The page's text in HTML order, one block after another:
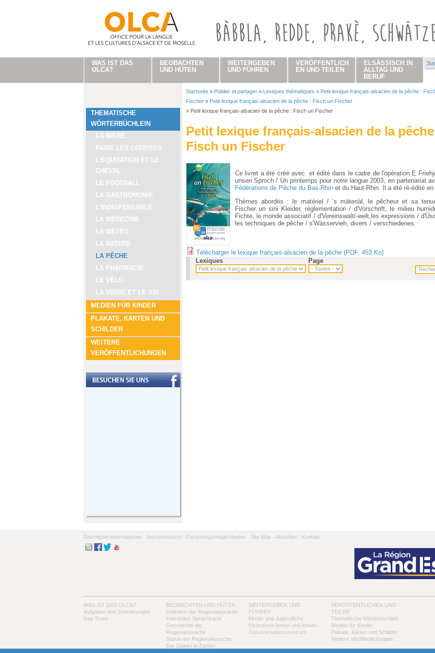
THEMATISCHE
WÖRTERBÜCHLEIN
LA BIÈRE
FAIRE LES COURSES
L’ÉQUITATION ET LE
CHEVAL
LE FOOTBALL
LA GASTRONOMIE
L’INDISPENSABLE
LA MÉDECINE
LA MÉTÉO
LA NATURE
LA PÊCHE
LA PHARMACIE
LE VÉLO
LA VIGNE ET LE VIN
MEDIEN FÜR KINDER
PLAKATE, KARTEN UND
SCHILDER
WEITERE
VERÖFFENTLICHUNGEN
Sie sind hier
Startseite » Publier et partager » Lexiques thématiques » Petit lexique français-alsacien de la pêche :
Fischer » Petit lexique français-alsacien de la pêche : Fisch un Fischer
» Petit lexique français-alsacien de la pêche : Fisch un Fischer
Petit lexique français-alsacien de la
Fisch un Fischer
Ce livret a été créé avec et édité dans le cadre de l'opération E
unseri Sproch / Un printemps pour notre langue 2003, en partenariat
Fédérations de Pêche du Bas-Rhin et du Haut-Rhin. Il a été ré-édité en
Thèmes abordés : le matériel / ‘s màteriàl, le pêcheur et sa
Fischer un sini Kleider, réglementation / d'Vorschrift, le milieu
Fichte, le monde associatif / d'Vereinswalt/-welt,les expressions /
les techniques de pêche / s'Wàsservieh, divers / verschiedenes
Télécharger le lexique français-alsacien de la pêche (PDF, 453 Ko)
Lexiques
Page
Rechtliche Informationen - Adressenbuch - Förderungsmöglichkeiten - Site Map - Aktuelles - Kontakt
WAS IST DAS OLCA?
Aufgaben und Zielsetzungen
Das Team
BEOBACHTEN UND HÜTEN
Definition der Regionalsprache
Interaktive Sprachkarte
Geschichte der
Regionalsprache
Status der Regionalsprache
Der Dialekt in Zahlen
WEITERGEBEN UND
FÜHREN
Kinder und Jugendliche
Elsässisch lernen und lehren
Dokumentationszentrum
VERÖFFENTLICHEN UND
TEILEN
Thematische Wörterbüchlein
Medien für Kinder
Plakate, Karten und Schilder
Weitere Veröffentlichungen
WAS IST DAS
OLCA?
BEOBACHTEN
UND HÜTEN
WEITERGEBEN
UND FÜHREN
VERÖFFENTLICH
EN UND TEILEN
ELSÄSSISCH IN
ALLTAG UND
BERUF